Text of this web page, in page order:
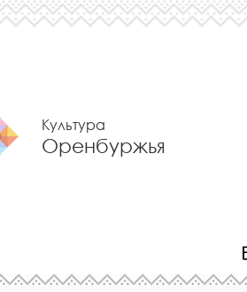
Культура
Оренбуржья